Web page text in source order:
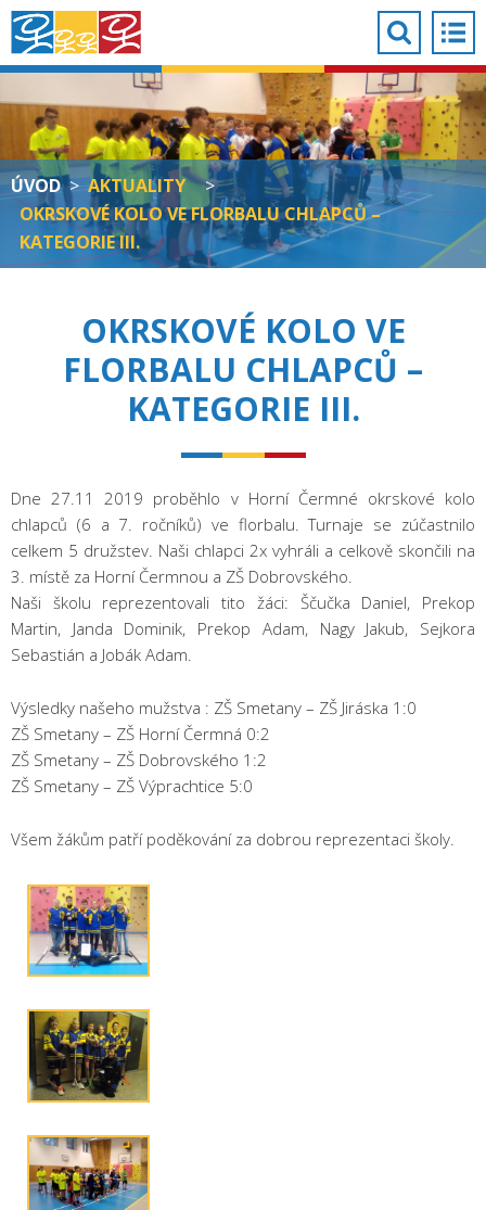
ÚVOD > AKTUALITY
>
OKRSKOVÉ KOLO VE FLORBALU CHLAPCŮ –
KATEGORIE III.
OKRSKOVÉ KOLO VE
FLORBALU CHLAPCŮ –
KATEGORIE III.
Dne 27.11 2019 proběhlo v Horní Čermné okrskové kolo
chlapců (6 a 7. ročníků) ve florbalu. Turnaje se zúčastnilo
celkem 5 družstev. Naši chlapci 2x vyhráli a celkově skončili na
3. místě za Horní Čermnou a ZŠ Dobrovského.
Naši školu reprezentovali tito žáci: Ščučka Daniel, Prekop
Martin, Janda Dominik, Prekop Adam, Nagy Jakub, Sejkora
Sebastián a Jobák Adam.
Výsledky našeho mužstva : ZŠ Smetany – ZŠ Jiráska 1:0
ZŠ Smetany – ZŠ Horní Čermná 0:2
ZŠ Smetany – ZŠ Dobrovského 1:2
ZŠ Smetany – ZŠ Výprachtice 5:0
Všem žákům patří poděkování za dobrou reprezentaci školy.